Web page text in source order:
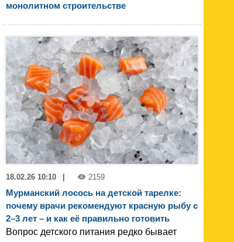
монолитном строительстве
18.02.26 10:10 2159
Мурманский лосось на детской тарелке:
почему врачи рекомендуют красную рыбу с
2–3 лет – и как её правильно готовить
Вопрос детского питания редко бывает